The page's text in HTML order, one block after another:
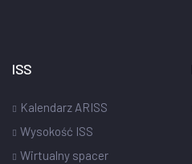
ISS
Kalendarz ARISS
Wysokość ISS
Wirtualny spacer